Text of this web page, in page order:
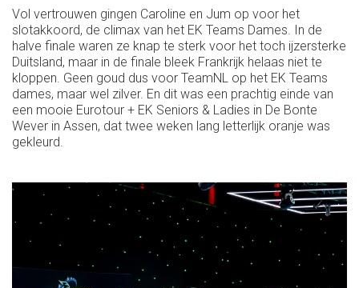
Vol vertrouwen gingen Caroline en Jum op voor het
slotakkoord, de climax van het EK Teams Dames. In de
halve finale waren ze knap te sterk voor het toch ijzersterke
Duitsland, maar in de finale bleek Frankrijk helaas niet te
kloppen. Geen goud dus voor TeamNL op het EK Teams
dames, maar wel zilver. En dit was een prachtig einde van
een mooie Eurotour + EK Seniors & Ladies in De Bonte
Wever in Assen, dat twee weken lang letterlijk oranje was
gekleurd.